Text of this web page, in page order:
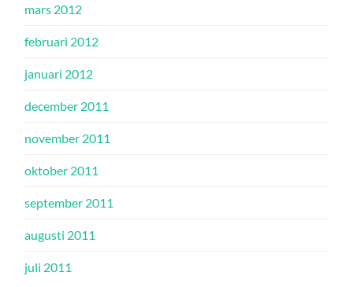
mars 2012
februari 2012
januari 2012
december 2011
november 2011
oktober 2011
september 2011
augusti 2011
juli 2011